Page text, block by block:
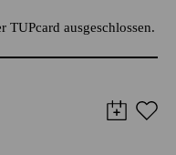
ausgeschlossen.